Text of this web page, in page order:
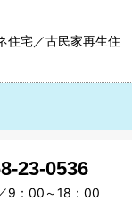
住宅／古民家再生住
23-0536
9：00～18：00